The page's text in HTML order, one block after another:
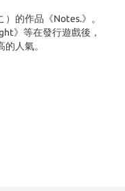
的作品《Notes.》。
》等在發行遊戲後，
人氣。